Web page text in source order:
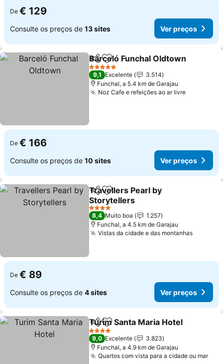
De € 129
Consulte os preços de 13 sites Ver preços
PartilharAdicionar aos favoritos
Barceló Funchal Oldtown
5 Estrelas
9,1 Excelente
3.514
Funchal, a 5.4 km de Garajau
Noz Cafe e refeições ao ar livreVer
De € 166
Consulte os preços de 10 sites Ver preços
PartilharAdicionar aos favoritos
Travellers Pearl by
Storytellers
Ver preços
4 Estrelas
8,4 Muito boa
1.257
Funchal, a 4.5 km de Garajau
Vistas da cidade e das montanhasVer
De € 89
Consulte os preços de 4 sites Ver preços
PartilharAdicionar aos favoritos
Turim Santa Maria Hotel
4 Estrelas
9,0 Excelente
3.823
Funchal, a 4.9 km de Garajau
Quartos com vista para a cidade ou marVer